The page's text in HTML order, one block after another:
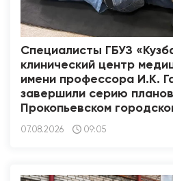
Специалисты ГБУЗ
клинический центр
имени профессора И.К.
завершили серию
Прокопьевском
07.08.2026 09:05